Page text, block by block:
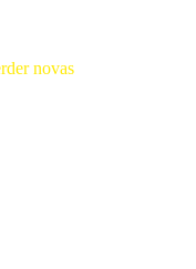
novas